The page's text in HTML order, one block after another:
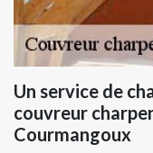
Un service de
couvreur
Courmangoux